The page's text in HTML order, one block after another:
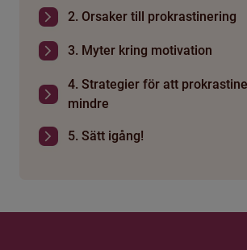
2. Orsaker till prokrastinering
3. Myter kring motivation
4. Strategier för att
mindre
5. Sätt igång!